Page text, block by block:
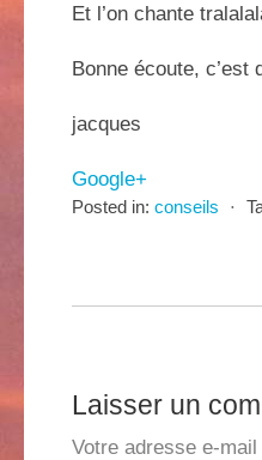
Et l’on chante
Bonne écoute,
jacques
Google+
Posted in: conseils ⋅
Laisser un
Votre adresse e-